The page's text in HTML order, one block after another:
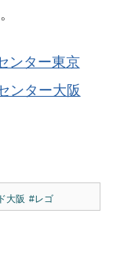
ンター東京
ンター大阪
大阪 #レゴ